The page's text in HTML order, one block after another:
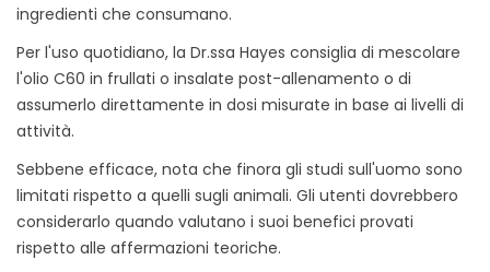
ingredienti che consumano.
Per l'uso quotidiano, la Dr.ssa Hayes consiglia di mescolare
l'olio C60 in frullati o insalate post-allenamento o di
assumerlo direttamente in dosi misurate in base ai livelli di
attività.
Sebbene efficace, nota che finora gli studi sull'uomo sono
limitati rispetto a quelli sugli animali. Gli utenti dovrebbero
considerarlo quando valutano i suoi benefici provati
rispetto alle affermazioni teoriche.